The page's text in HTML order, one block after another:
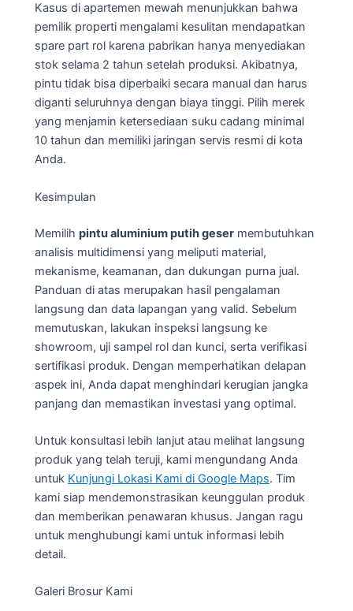
Kasus di apartemen mewah menunjukkan bahwa
pemilik properti mengalami kesulitan mendapatkan
spare part rol karena pabrikan hanya menyediakan
stok selama 2 tahun setelah produksi. Akibatnya,
pintu tidak bisa diperbaiki secara manual dan harus
diganti seluruhnya dengan biaya tinggi. Pilih merek
yang menjamin ketersediaan suku cadang minimal
10 tahun dan memiliki jaringan servis resmi di kota
Anda.
Kesimpulan
Memilih pintu aluminium putih geser membutuhkan
analisis multidimensi yang meliputi material,
mekanisme, keamanan, dan dukungan purna jual.
Panduan di atas merupakan hasil pengalaman
langsung dan data lapangan yang valid. Sebelum
memutuskan, lakukan inspeksi langsung ke
showroom, uji sampel rol dan kunci, serta verifikasi
sertifikasi produk. Dengan memperhatikan delapan
aspek ini, Anda dapat menghindari kerugian jangka
panjang dan memastikan investasi yang optimal.
Untuk konsultasi lebih lanjut atau melihat langsung
produk yang telah teruji, kami mengundang Anda
untuk Kunjungi Lokasi Kami di Google Maps. Tim
kami siap mendemonstrasikan keunggulan produk
dan memberikan penawaran khusus. Jangan ragu
untuk menghubungi kami untuk informasi lebih
detail.
Galeri Brosur Kami